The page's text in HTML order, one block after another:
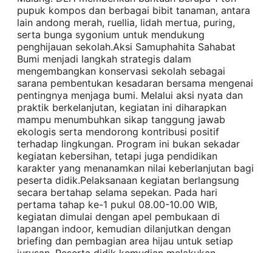
pupuk kompos dan berbagai bibit tanaman, antara
lain andong merah, ruellia, lidah mertua, puring,
serta bunga sygonium untuk mendukung
penghijauan sekolah.Aksi Samuphahita Sahabat
Bumi menjadi langkah strategis dalam
mengembangkan konservasi sekolah sebagai
sarana pembentukan kesadaran bersama mengenai
pentingnya menjaga bumi. Melalui aksi nyata dan
praktik berkelanjutan, kegiatan ini diharapkan
mampu menumbuhkan sikap tanggung jawab
ekologis serta mendorong kontribusi positif
terhadap lingkungan. Program ini bukan sekadar
kegiatan kebersihan, tetapi juga pendidikan
karakter yang menanamkan nilai keberlanjutan bagi
peserta didik.Pelaksanaan kegiatan berlangsung
secara bertahap selama sepekan. Pada hari
pertama tahap ke-1 pukul 08.00-10.00 WIB,
kegiatan dimulai dengan apel pembukaan di
lapangan indoor, kemudian dilanjutkan dengan
briefing dan pembagian area hijau untuk setiap